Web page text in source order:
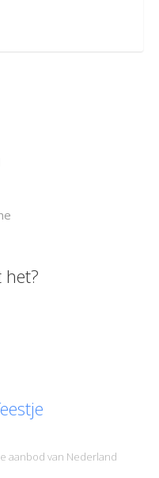
het?
aanbod van Nederland